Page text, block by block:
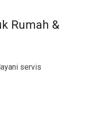
Rumah &
servis